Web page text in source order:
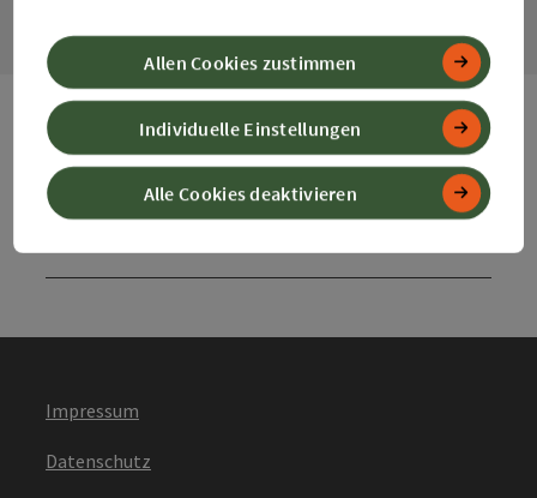
Webseiten
Impressum
Datenschutz
Alle Cookies deaktivieren
Individuelle Einstellungen
Allen Cookies zustimmen